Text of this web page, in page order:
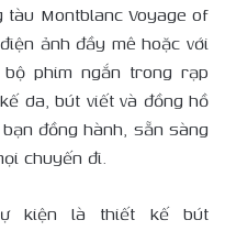
Montblanc Voyage of
ảnh đầy mê hoặc với
phim ngắn trong rạp
da, bút viết và đồng hồ
đồng hành, sẵn sàng
chuyến đi.
kiện là thiết kế bút